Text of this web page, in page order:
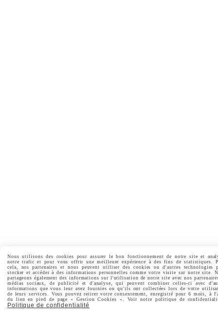
Nous utilisons des cookies pour assurer le bon fonctionnement de notre site et
notre trafic et pour vous offrir une meilleure expérience à des fins de statistiques.
cela, nos partenaires et nous peuvent utiliser des cookies ou d'autres technologies
stocker et accéder à des informations personnelles comme votre visite sur notre site.
partageons également des informations sur l'utilisation de notre site avec nos
médias sociaux, de publicité et d'analyse, qui peuvent combiner celles-ci avec
informations que vous leur avez fournies ou qu'ils ont collectées lors de votre
de leurs services. Vous pouvez retirer votre consentement, enregistré pour 6 mois, à
du lien en pied de page « Gestion Cookies ». Voir notre politique de
Politique de confidentialité